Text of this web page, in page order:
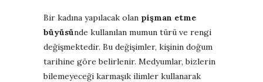
Bir kadına yapılacak olan pişman etme
büyüsünde kullanılan mumun türü ve rengi
değişmektedir. Bu değişimler, kişinin doğum
tarihine göre belirlenir. Medyumlar, bizlerin
bilemeyeceği karmaşık ilimler kullanarak